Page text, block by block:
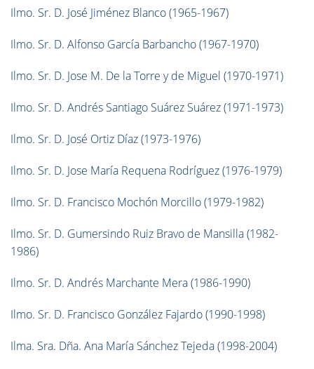
Ilmo. Sr. D. José Jiménez Blanco (1965-1967)
Ilmo. Sr. D. Alfonso García Barbancho (1967-1970)
Ilmo. Sr. D. Jose M. De la Torre y de Miguel (1970-1971)
Ilmo. Sr. D. Andrés Santiago Suárez Suárez (1971-1973)
Ilmo. Sr. D. José Ortiz Díaz (1973-1976)
Ilmo. Sr. D. Jose María Requena Rodríguez (1976-1979)
Ilmo. Sr. D. Francisco Mochón Morcillo (1979-1982)
Ilmo. Sr. D. Gumersindo Ruiz Bravo de Mansilla (1982-
1986)
Ilmo. Sr. D. Andrés Marchante Mera (1986-1990)
Ilmo. Sr. D. Francisco González Fajardo (1990-1998)
Ilma. Sra. Dña. Ana María Sánchez Tejeda (1998-2004)